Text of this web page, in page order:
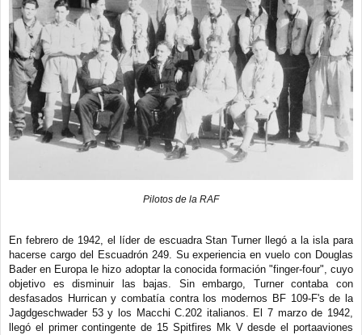
Pilotos de la RAF
En febrero de 1942, el líder de escuadra Stan Turner llegó a la isla para
hacerse cargo del Escuadrón 249. Su experiencia en vuelo con Douglas
Bader en Europa le hizo adoptar la conocida formación "finger-four", cuyo
objetivo es disminuir las bajas. Sin embargo, Turner contaba con
desfasados Hurrican y combatía contra los modernos BF 109-F's de la
Jagdgeschwader 53 y los Macchi C.202 italianos. El 7 marzo de 1942,
llegó el primer contingente de 15 Spitfires Mk V desde el portaaviones